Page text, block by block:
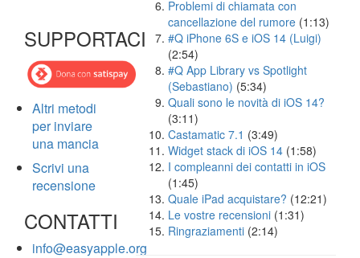
SUPPORTACI
Altri metodi
per inviare
una mancia
Scrivi una
recensione
CONTATTI
info@easyapple.org
Problemi di chiamata con
cancellazione del rumore (1:13)
#Q iPhone 6S e iOS 14 (Luigi)
(2:54)
#Q App Library vs Spotlight
(Sebastiano) (5:34)
Quali sono le novità di iOS 14?
(3:11)
Castamatic 7.1 (3:49)
Widget stack di iOS 14 (1:58)
I compleanni dei contatti in iOS
(1:45)
Quale iPad acquistare? (12:21)
Le vostre recensioni (1:31)
Ringraziamenti (2:14)